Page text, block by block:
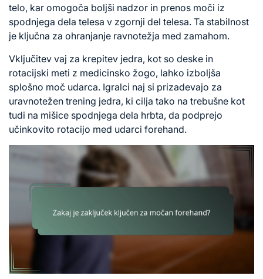
telo, kar omogoča boljši nadzor in prenos moči iz
spodnjega dela telesa v zgornji del telesa. Ta stabilnost
je ključna za ohranjanje ravnotežja med zamahom.
Vključitev vaj za krepitev jedra, kot so deske in
rotacijski meti z medicinsko žogo, lahko izboljša
splošno moč udarca. Igralci naj si prizadevajo za
uravnotežen trening jedra, ki cilja tako na trebušne kot
tudi na mišice spodnjega dela hrbta, da podprejo
učinkovito rotacijo med udarci forehand.